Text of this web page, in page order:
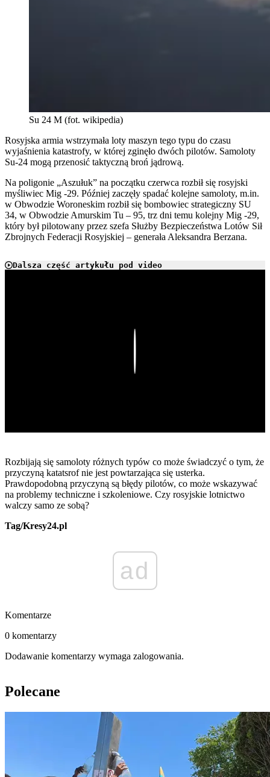
Su 24 M (fot. wikipedia)
Rosyjska armia wstrzymała loty maszyn tego typu do czasu
wyjaśnienia katastrofy, w której zginęło dwóch pilotów. Samoloty
Su-24 mogą przenosić taktyczną broń jądrową.
Na poligonie „Aszułuk” na początku czerwca rozbił się rosyjski
myśliwiec Mig -29. Później zaczęły spadać kolejne samoloty, m.in.
w Obwodzie Woroneskim rozbił się bombowiec strategiczny SU
34, w Obwodzie Amurskim Tu – 95, trz dni temu kolejny Mig -29,
który był pilotowany przez szefa Służby Bezpieczeństwa Lotów Sił
Zbrojnych Federacji Rosyjskiej – generała Aleksandra Berzana.
Dalsza część artykułu pod video
Rozbijają się samoloty różnych typów co może świadczyć o tym, że
przyczyną katatsrof nie jest powtarzająca się usterka.
Prawdopodobną przyczyną są błędy pilotów, co może wskazywać
na problemy techniczne i szkoleniowe. Czy rosyjskie lotnictwo
walczy samo ze sobą?
Tag/Kresy24.pl
ad
Komentarze
0 komentarzy
Dodawanie komentarzy wymaga zalogowania.
Polecane